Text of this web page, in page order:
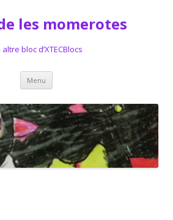
les momerotes
altre bloc d’XTECBlocs
Menu Skip
content